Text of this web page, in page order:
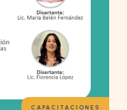
CAPACITACIONES